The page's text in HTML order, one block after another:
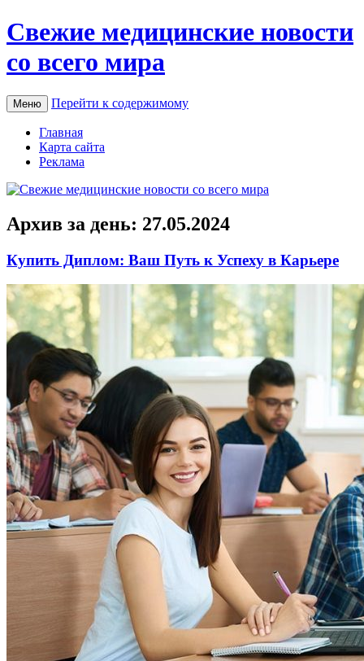
Свежие медицинские новости
со всего мира
Меню Перейти к содержимому
Главная
Карта сайта
Реклама
Архив за день: 27.05.2024
Купить Диплом: Ваш Путь к Успеху в Карьере